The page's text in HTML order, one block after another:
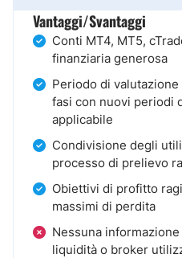
Vantaggi/Svantaggi
Conti MT4, MT5,
finanziaria generosa
Periodo di
fasi con nuovi periodi
applicabile
Condivisione degli
processo di prelievo
Obiettivi di profitto
massimi di perdita
Nessuna
liquidità o broker